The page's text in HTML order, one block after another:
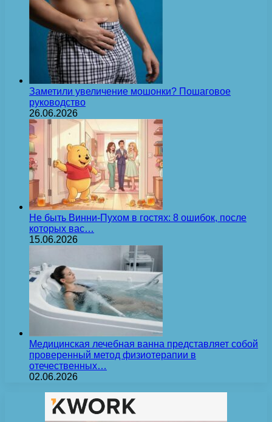
Заметили увеличение мошонки? Пошаговое
руководство
26.06.2026
Не быть Винни-Пухом в гостях: 8 ошибок, после
которых вас…
15.06.2026
Медицинская лечебная ванна представляет собой
проверенный метод физиотерапии в
отечественных…
02.06.2026